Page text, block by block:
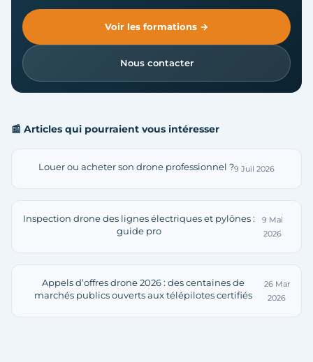
Voir les formations →
Nous contacter
📰 Articles qui pourraient vous intéresser
Louer ou acheter son drone professionnel ?9 Juil 2026
Inspection drone des lignes électriques et pylônes :
guide pro
9 Mai
2026
Appels d’offres drone 2026 : des centaines de
marchés publics ouverts aux télépilotes certifiés
26 Mar
2026